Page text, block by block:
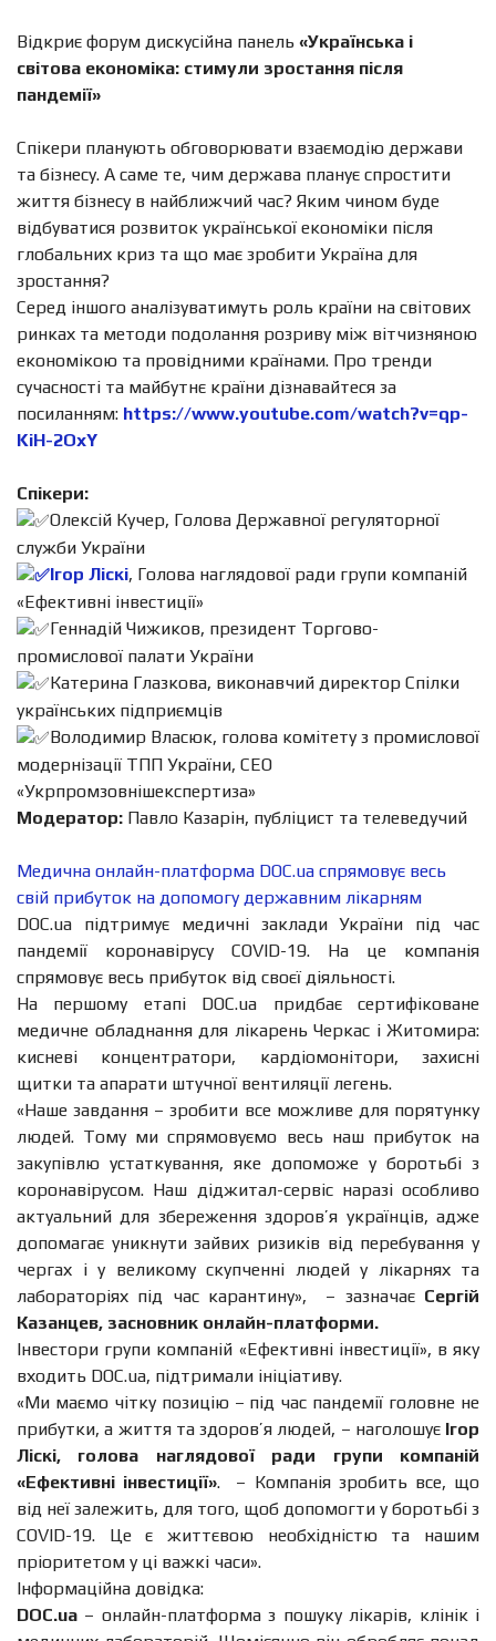
Відкриє форум дискусійна панель «Українська і
світова економіка: стимули зростання після
пандемії»
Спікери планують обговорювати взаємодію держави
та бізнесу. А саме те, чим держава планує спростити
життя бізнесу в найближчий час? Яким чином буде
відбуватися розвиток української економіки після
глобальних криз та що має зробити Україна для
зростання?
Серед іншого аналізуватимуть роль країни на світових
ринках та методи подолання розриву між вітчизняною
економікою та провідними країнами. Про тренди
сучасності та майбутнє країни дізнавайтеся за
посиланням: https://www.youtube.com/watch?v=qp-
KiH-2OxY
Спікери:
Олексій Кучер, Голова Державної регуляторної
служби України
Ігор Ліскі, Голова наглядової ради групи компаній
«Ефективні інвестиції»
Геннадій Чижиков, президент Торгово-
промислової палати України
Катерина Глазкова, виконавчий директор Спілки
українських підприємців
Володимир Власюк, голова комітету з промислової
модернізації ТПП України, СЕО
«Укрпромзовнішекспертиза»
Модератор: Павло Казарін, публіцист та телеведучий
Медична онлайн-платформа DOC.ua спрямовує весь
свій прибуток на допомогу державним лікарням
DOC.ua підтримує медичні заклади України під час
пандемії коронавірусу COVID-19. На це компанія
спрямовує весь прибуток від своєї діяльності.
На першому етапі DOC.ua придбає сертифіковане
медичне обладнання для лікарень Черкас і Житомира:
кисневі концентратори, кардіомонітори, захисні
щитки та апарати штучної вентиляції легень.
«Наше завдання – зробити все можливе для порятунку
людей. Тому ми спрямовуємо весь наш прибуток на
закупівлю устаткування, яке допоможе у боротьбі з
коронавірусом. Наш діджитал-сервіс наразі особливо
актуальний для збереження здоров’я українців, адже
допомагає уникнути зайвих ризиків від перебування у
чергах і у великому скупченні людей у лікарнях та
лабораторіях під час карантину», – зазначає Сергій
Казанцев, засновник онлайн-платформи.
Інвестори групи компаній «Ефективні інвестиції», в яку
входить DOC.ua, підтримали ініціативу.
«Ми маємо чітку позицію – під час пандемії головне не
прибутки, а життя та здоров’я людей, – наголошує Ігор
Ліскі, голова наглядової ради групи компаній
«Ефективні інвестиції». – Компанія зробить все, що
від неї залежить, для того, щоб допомогти у боротьбі з
COVID-19. Це є життєвою необхідністю та нашим
пріоритетом у ці важкі часи».
Інформаційна довідка:
DOC.ua – онлайн-платформа з пошуку лікарів, клінік і